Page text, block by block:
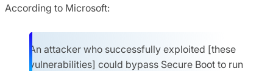
According to Microsoft:
An attacker who successfully exploited [these
vulnerabilities] could bypass Secure Boot to run